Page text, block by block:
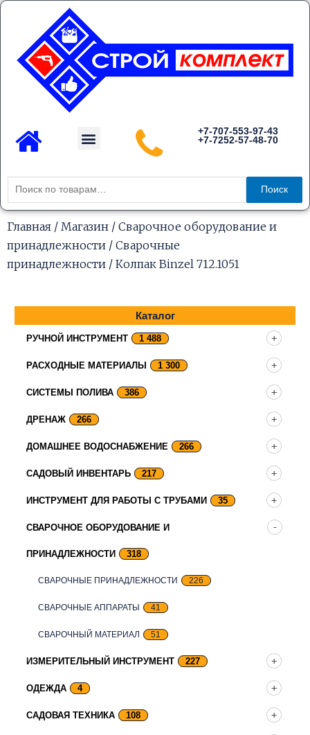
Перейти
содержимому
Menu
+7-707-553-97-43
+7-7252-57-48-70
Искать:
Поиск
Главная / Магазин / Сварочное оборудование и
принадлежности / Сварочные
принадлежности / Колпак Binzel 712.1051
Каталог
РУЧНОЙ ИНСТРУМЕНТ 1 488
РАСХОДНЫЕ МАТЕРИАЛЫ 1 300
СИСТЕМЫ ПОЛИВА 386
ДРЕНАЖ 266
ДОМАШНЕЕ ВОДОСНАБЖЕНИЕ 266
САДОВЫЙ ИНВЕНТАРЬ 217
ИНСТРУМЕНТ ДЛЯ РАБОТЫ С ТРУБАМИ 35
СВАРОЧНОЕ ОБОРУДОВАНИЕ И
ПРИНАДЛЕЖНОСТИ 318
СВАРОЧНЫЕ ПРИНАДЛЕЖНОСТИ 226
СВАРОЧНЫЕ АППАРАТЫ 41
СВАРОЧНЫЙ МАТЕРИАЛ 51
ИЗМЕРИТЕЛЬНЫЙ ИНСТРУМЕНТ 227
ОДЕЖДА 4
САДОВАЯ ТЕХНИКА 108